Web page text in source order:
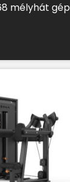
mélyhát gép